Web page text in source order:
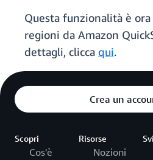
Questa funzionalità è
regioni da Amazon
dettagli, clicca qui.
Crea un
Scopri
Cos'è
Risorse
Nozioni